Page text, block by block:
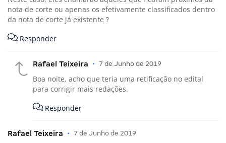
nota de corte ou apenas os efetivamente classificados dentro
da nota de corte já existente ?
Responder
Rafael Teixeira • 7 de Junho de 2019
Boa noite, acho que teria uma retificação no edital
para corrigir mais redações.
Responder
Rafael Teixeira • 7 de Junho de 2019